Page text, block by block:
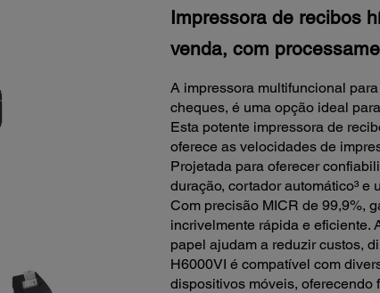
Impressora de recibos
venda, com
A impressora multifuncional
cheques, é uma opção ideal
Esta potente impressora de
oferece as velocidades de
Projetada para oferecer
duração, cortador automático³ e
Com precisão MICR de 99,9%,
incrivelmente rápida e eficiente.
papel ajudam a reduzir custos,
H6000VI é compatível com
dispositivos móveis, oferecendo